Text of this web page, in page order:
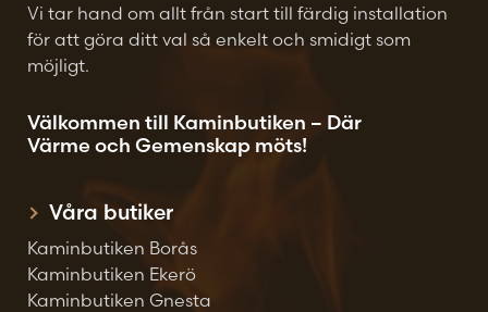
Vi tar hand om allt från start till färdig installation
för att göra ditt val så enkelt och smidigt som
möjligt.
Välkommen till Kaminbutiken – Där
Värme och Gemenskap möts!
Våra butiker
Kaminbutiken Borås
Kaminbutiken Ekerö
Kaminbutiken Gnesta